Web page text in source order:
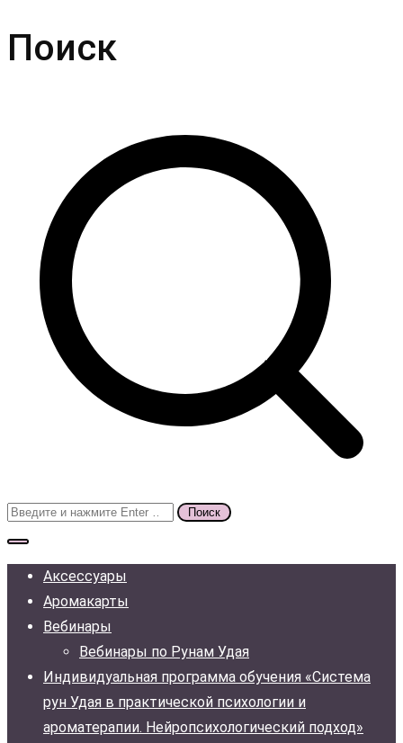
Поиск
Поиск
для:
Аксессуары
Аромакарты
Вебинары
Вебинары по Рунам Удая
Индивидуальная программа обучения «Система
рун Удая в практической психологии и
ароматерапии. Нейропсихологический подход»